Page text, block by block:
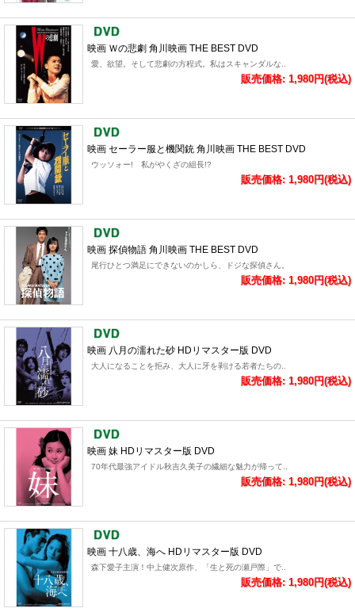
映画 Ｗの悲劇 角川映画 THE BEST DVD
愛、欲望。そして悲劇の方程式。私はスキャンダルな..
販売価格: 1,980円(税込)
映画 セーラー服と機関銃 角川映画 THE BEST DVD
ウッソォー! 私がやくざの組長!?
販売価格: 1,980円(税込)
映画 探偵物語 角川映画 THE BEST DVD
尾行ひとつ満足にできないのかしら、ドジな探偵さん。
販売価格: 1,980円(税込)
映画 八月の濡れた砂 HDリマスター版 DVD
大人になることを拒み、大人に牙を剥ける若者たちの..
販売価格: 1,980円(税込)
映画 妹 HDリマスター版 DVD
70年代最強アイドル秋吉久美子の繊細な魅力が帰って..
販売価格: 1,980円(税込)
映画 十八歳、海へ HDリマスター版 DVD
森下愛子主演！中上健次原作、「生と死の瀬戸際」で..
販売価格: 1,980円(税込)